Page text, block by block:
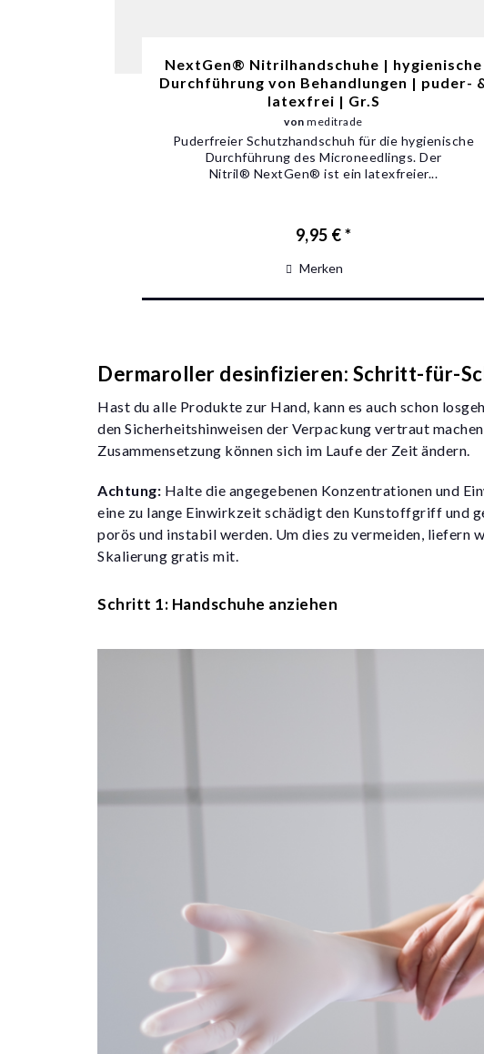
NextGen® Nitrilhandschuhe | hygienische
Durchführung von Behandlungen | puder-
latexfrei | Gr.S
vonmeditrade
Puderfreier Schutzhandschuh für die hygienische
Durchführung des Microneedlings. Der
Nitril® NextGen® ist ein latexfreier...
9,95 € *
Merken
Dermaroller desinfizieren: Schritt-für-
Hast du alle Produkte zur Hand, kann es auch schon
den Sicherheitshinweisen der Verpackung vertraut
Zusammensetzung können sich im Laufe der Zeit ändern.
Achtung: Halte die angegebenen Konzentrationen und
eine zu lange Einwirkzeit schädigt den Kunstoffgriff und
porös und instabil werden. Um dies zu vermeiden, liefern
Skalierung gratis mit.
Schritt 1: Handschuhe anziehen